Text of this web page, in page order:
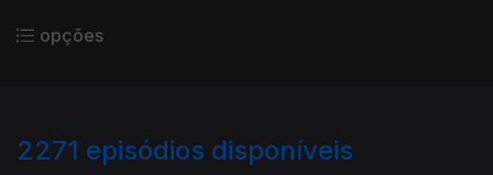
opções
2271 episódios disponíveis